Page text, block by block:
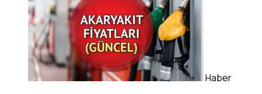
Haber